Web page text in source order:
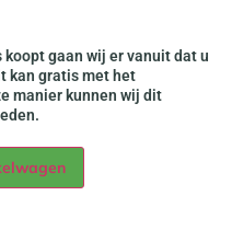
koopt gaan wij er vanuit dat u
kan gratis met het
manier kunnen wij dit